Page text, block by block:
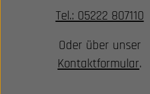
Tel.: 05222 807110
Oder über unser
Kontaktformular.